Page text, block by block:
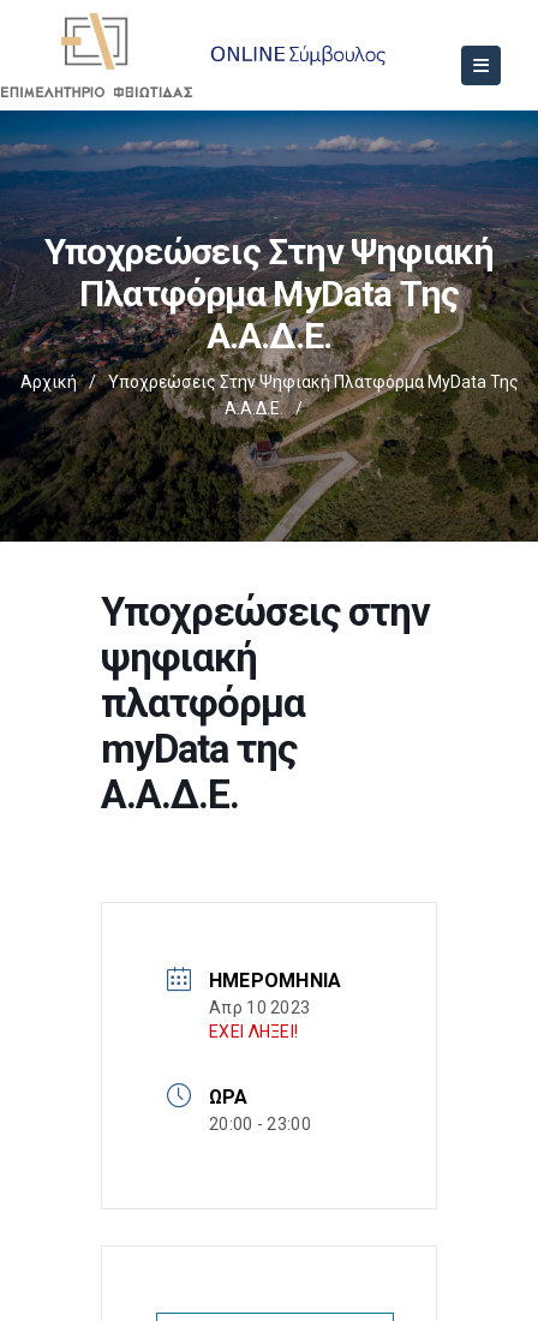
Υποχρεώσεις Στην Ψηφιακή
Πλατφόρμα MyData Της
Α.Α.Δ.Ε.
Αρχική /
Υποχρεώσεις Στην Ψηφιακή Πλατφόρμα MyData Της
Α.Α.Δ.Ε.
/
Υποχρεώσεις στην
ψηφιακή
πλατφόρμα
myData της
Α.Α.Δ.Ε.
ΗΜΕΡΟΜΗΝΊΑ
Απρ 10 2023
ΕΧΕΙ ΛΗΞΕΙ!
ΏΡΑ
20:00 - 23:00